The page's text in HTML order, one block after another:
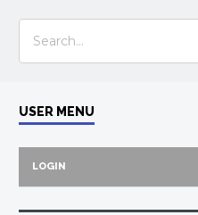
USER MENU
LOGIN